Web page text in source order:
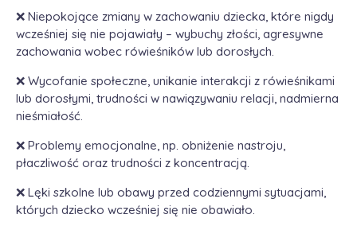
❌ Niepokojące zmiany w zachowaniu dziecka, które nigdy
wcześniej się nie pojawiały – wybuchy złości, agresywne
zachowania wobec rówieśników lub dorosłych.
❌ Wycofanie społeczne, unikanie interakcji z rówieśnikami
lub dorosłymi, trudności w nawiązywaniu relacji, nadmierna
nieśmiałość.
❌ Problemy emocjonalne, np. obniżenie nastroju,
płaczliwość oraz trudności z koncentracją.
❌ Lęki szkolne lub obawy przed codziennymi sytuacjami,
których dziecko wcześniej się nie obawiało.